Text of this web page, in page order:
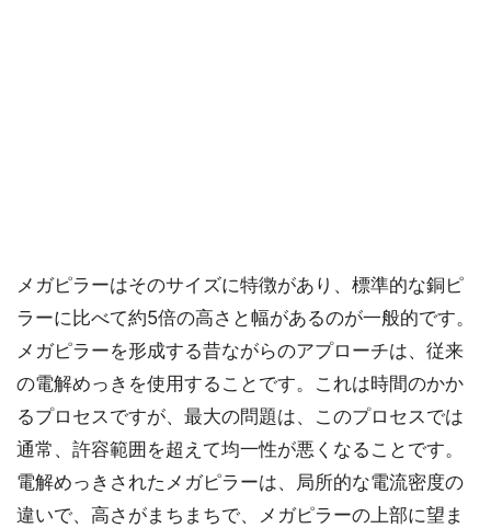
メガピラーはそのサイズに特徴があり、標準的な銅ピ
ラーに比べて約5倍の高さと幅があるのが一般的です。
メガピラーを形成する昔ながらのアプローチは、従来
の電解めっきを使用することです。これは時間のかか
るプロセスですが、最大の問題は、このプロセスでは
通常、許容範囲を超えて均一性が悪くなることです。
電解めっきされたメガピラーは、局所的な電流密度の
違いで、高さがまちまちで、メガピラーの上部に望ま